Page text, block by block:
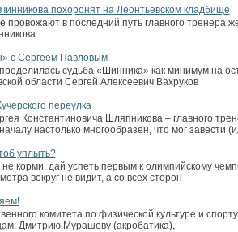
похоронят на Леонтьевском кладбище
провожают в последний путь главного тренера
с Сергеем Павловым
судьба «Шинника» как минимум на
области Сергей Алексеевич Вахруков
переулка
Константиновича Шляпникова – главного
настолько многообразен, что мог завести
уплыть?
корми, дай успеть первым к олимпийскому
вокруг не видит, а со всех сторон
комитета по физической культуре и
Дмитрию Мурашеву (акробатика),